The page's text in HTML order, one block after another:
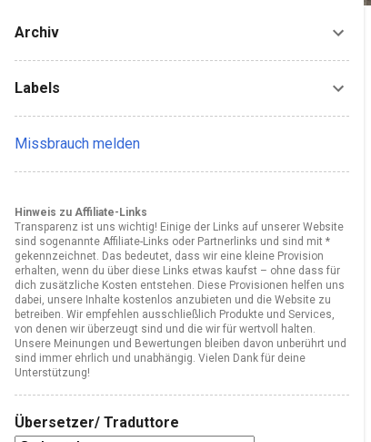
Archiv
Labels
Missbrauch melden
Hinweis zu Affiliate-Links
Transparenz ist uns wichtig! Einige der Links auf unserer Website
sind sogenannte Affiliate-Links oder Partnerlinks und sind mit *
gekennzeichnet. Das bedeutet, dass wir eine kleine Provision
erhalten, wenn du über diese Links etwas kaufst – ohne dass für
dich zusätzliche Kosten entstehen. Diese Provisionen helfen uns
dabei, unsere Inhalte kostenlos anzubieten und die Website zu
betreiben. Wir empfehlen ausschließlich Produkte und Services,
von denen wir überzeugt sind und die wir für wertvoll halten.
Unsere Meinungen und Bewertungen bleiben davon unberührt und
sind immer ehrlich und unabhängig. Vielen Dank für deine
Unterstützung!
Übersetzer/ Traduttore